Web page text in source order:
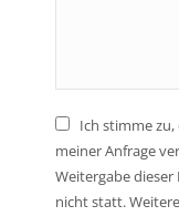
Ich stimme
meiner Anfrage
Weitergabe
nicht statt.